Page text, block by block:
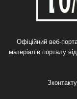
Офіційний веб-
матеріалів порталу